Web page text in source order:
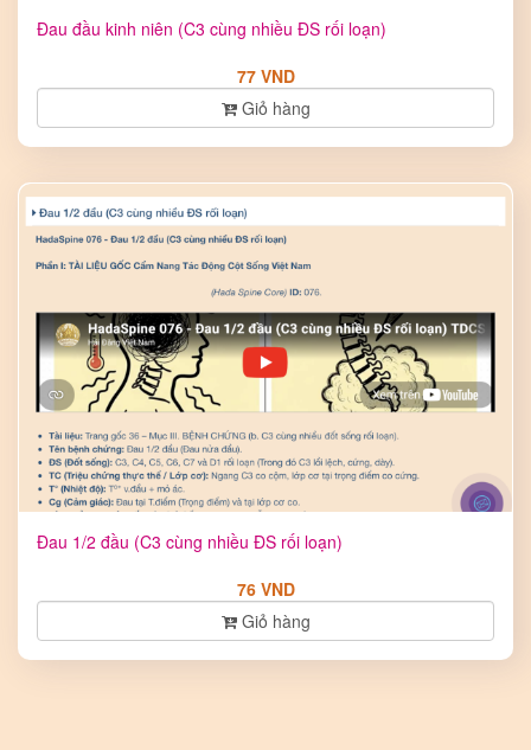
Đau đầu kinh niên (C3 cùng nhiều ĐS rối loạn)
77 VND
Giỏ hàng
Đau 1/2 đầu (C3 cùng nhiều ĐS rối loạn)
76 VND
Giỏ hàng